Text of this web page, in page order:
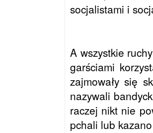
socjalistami i
A wszystkie
garściami
zajmowały się
nazywali
raczej nikt nie
pchali lub